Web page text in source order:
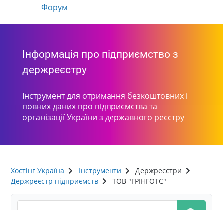
Форум
Інформація про підприємство з
держреєстру
Інструмент для отримання безкоштовних і
повних даних про підприємства та
організації України з державного реєстру
Хостінг Україна Інструменти
Держреєстри
Держреєстр підприємств
ТОВ "ГРІНГОТС"